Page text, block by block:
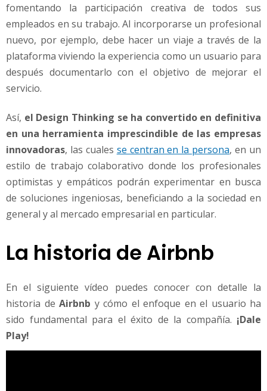
fomentando la participación creativa de todos sus
empleados en su trabajo. Al incorporarse un profesional
nuevo, por ejemplo, debe hacer un viaje a través de la
plataforma viviendo la experiencia como un usuario para
después documentarlo con el objetivo de mejorar el
servicio.
Así, el Design Thinking se ha convertido en definitiva
en una herramienta imprescindible de las empresas
innovadoras, las cuales se centran en la persona, en un
estilo de trabajo colaborativo donde los profesionales
optimistas y empáticos podrán experimentar en busca
de soluciones ingeniosas, beneficiando a la sociedad en
general y al mercado empresarial en particular.
La historia de Airbnb
En el siguiente vídeo puedes conocer con detalle la
historia de Airbnb y cómo el enfoque en el usuario ha
sido fundamental para el éxito de la compañía. ¡Dale
Play!